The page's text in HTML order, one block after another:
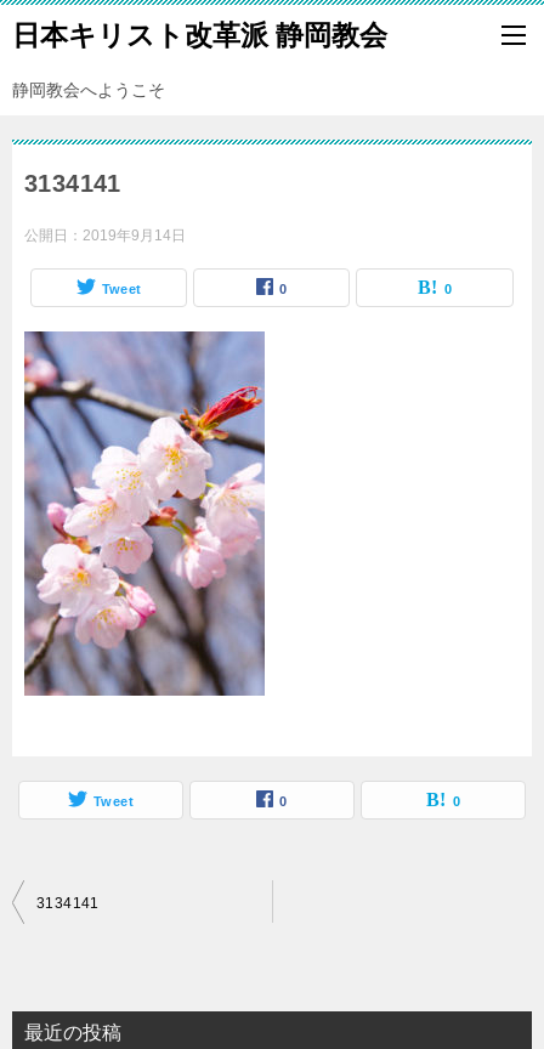
日本キリスト改革派 静岡教会
静岡教会へようこそ
3134141
公開日： 2019年9月14日
Tweet 0 0
Tweet 0 0
投
ビ
3134141
最近の投稿